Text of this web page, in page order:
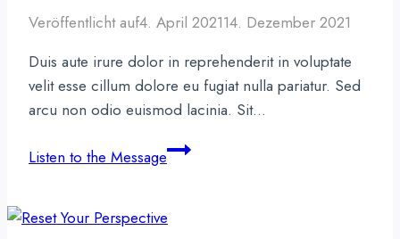
Veröffentlicht auf4. April 202114. Dezember 2021
Duis aute irure dolor in reprehenderit in voluptate
velit esse cillum dolore eu fugiat nulla pariatur. Sed
arcu non odio euismod lacinia. Sit…
Listen to the MessageHis